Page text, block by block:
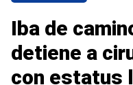
Iba de
detiene a
con estatus